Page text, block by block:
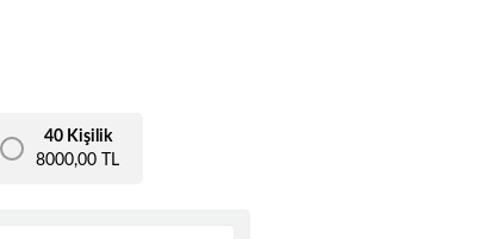
40 Kişilik
8000,00 TL